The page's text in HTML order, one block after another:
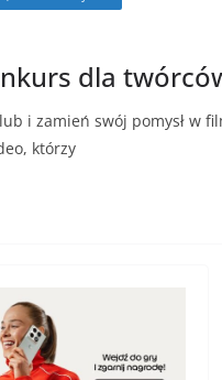
dla
i zamień swój pomysł
którzy